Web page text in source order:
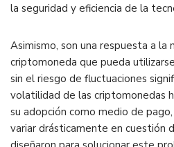
la seguridad y eficiencia de la
Asimismo, son una respuesta a la
criptomoneda que pueda
sin el riesgo de fluctuaciones
volatilidad de las criptomonedas
su adopción como medio de
variar drásticamente en cuestión